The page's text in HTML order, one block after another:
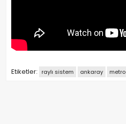
Etiketler: raylı sistem ankaray metro